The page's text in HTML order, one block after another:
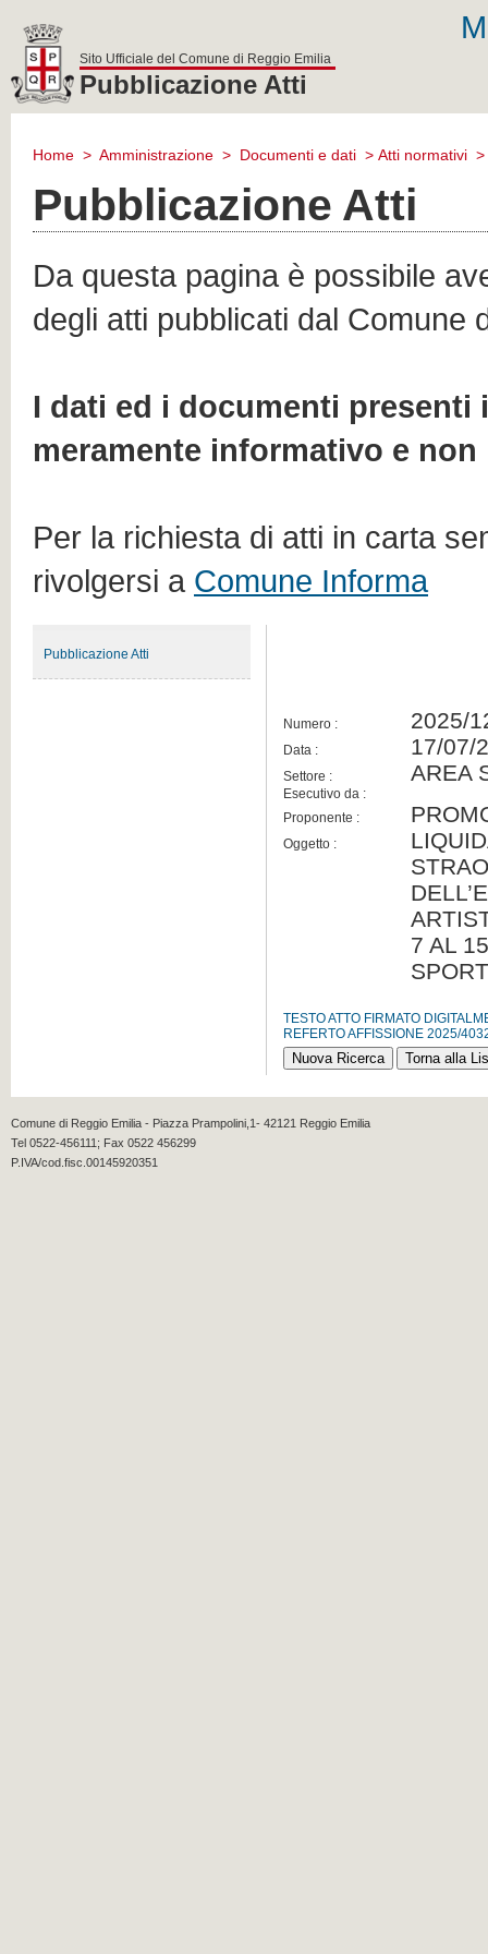
reggio
Sito Ufficiale del Comune di Reggio Emilia
Pubblicazione Atti
Home > Amministrazione > Documenti e dati > Atti normativi >
Pubblicazione Atti
Da questa pagina è possibile
degli atti pubblicati dal Comune
I dati ed i documenti presenti
meramente informativo e
Per la richiesta di atti in carta
rivolgersi a Comune Informa
Numero : 2025/
Data : 17/07/
Settore : AREA
Esecutivo da :
Proponente :
Oggetto :
7 AL
TESTO ATTO FIRMATO
REFERTO AFFISSIONE 2025/
Pubblicazione Atti
Comune di Reggio Emilia - Piazza Prampolini,1- 42121 Reggio Emilia
Tel 0522-456111; Fax 0522 456299
P.IVA/cod.fisc.00145920351